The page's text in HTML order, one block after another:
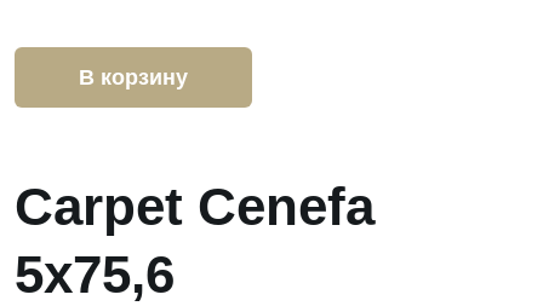
Carpet Cenefa
5x75,6
В корзину